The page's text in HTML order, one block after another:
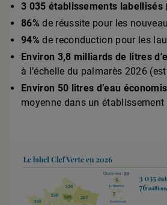
3 035 établissements labellisés
86% de réussite pour les
94% de reconduction pour les
Environ 3,8 milliards de litres
à l’échelle du palmarès 2026
Environ 50 litres d’eau
moyenne dans un